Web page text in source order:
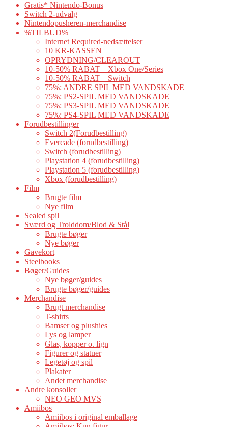
Gratis* Nintendo-Bonus
Switch 2-udvalg
Nintendopusheren-merchandise
%TILBUD%
Internet Required-nedsættelser
10 KR-KASSEN
OPRYDNING/CLEAROUT
10-50% RABAT – Xbox One/Series
10-50% RABAT – Switch
75%: ANDRE SPIL MED VANDSKADE
75%: PS2-SPIL MED VANDSKADE
75%: PS3-SPIL MED VANDSKADE
75%: PS4-SPIL MED VANDSKADE
Forudbestillinger
Switch 2(Forudbestilling)
Evercade (forudbestilling)
Switch (forudbestilling)
Playstation 4 (forudbestilling)
Playstation 5 (forudbestilling)
Xbox (forudbestilling)
Film
Brugte film
Nye film
Sealed spil
Sværd og Trolddom/Blod & Stål
Brugte bøger
Nye bøger
Gavekort
Steelbooks
Bøger/Guides
Nye bøger/guides
Brugte bøger/guides
Merchandise
Brugt merchandise
T-shirts
Bamser og plushies
Lys og lamper
Glas, kopper o. lign
Figurer og statuer
Legetøj og spil
Plakater
Andet merchandise
Andre konsoller
NEO GEO MVS
Amiibos
Amiibos i original emballage